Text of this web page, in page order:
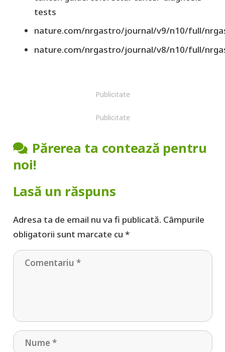
tests
nature.com/nrgastro/journal/v9/n10/full/
nature.com/nrgastro/journal/v8/n10/full/
Publicitate
Publicitate
Părerea ta contează pentru
noi!
Lasă un răspuns
Adresa ta de email nu va fi publicată. Câmpurile
obligatorii sunt marcate cu *